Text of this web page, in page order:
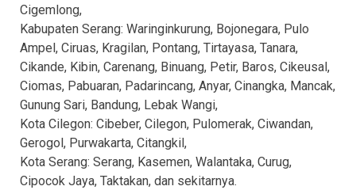
Cigemlong,
Kabupaten Serang: Waringinkurung, Bojonegara, Pulo
Ampel, Ciruas, Kragilan, Pontang, Tirtayasa, Tanara,
Cikande, Kibin, Carenang, Binuang, Petir, Baros, Cikeusal,
Ciomas, Pabuaran, Padarincang, Anyar, Cinangka, Mancak,
Gunung Sari, Bandung, Lebak Wangi,
Kota Cilegon: Cibeber, Cilegon, Pulomerak, Ciwandan,
Gerogol, Purwakarta, Citangkil,
Kota Serang: Serang, Kasemen, Walantaka, Curug,
Cipocok Jaya, Taktakan, dan sekitarnya.